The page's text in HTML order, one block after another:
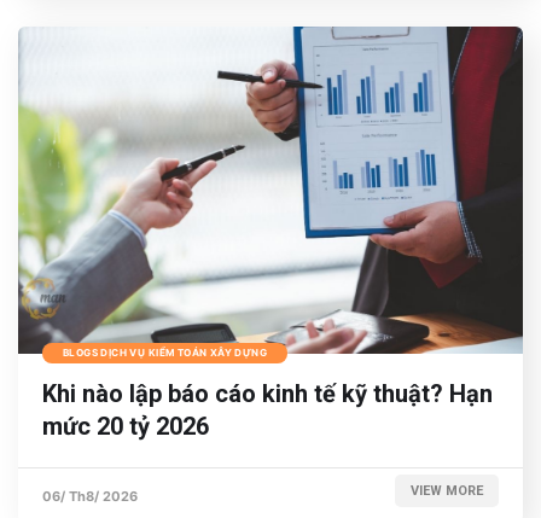
BLOGS DỊCH VỤ KIỂM TOÁN XÂY DỰNG
Khi nào lập báo cáo kinh tế kỹ thuật? Hạn
mức 20 tỷ 2026
06/ Th8/ 2026 VIEW MORE